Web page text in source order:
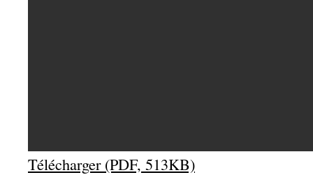
Télécharger (PDF, 513KB)